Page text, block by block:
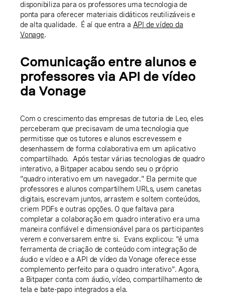
disponibiliza para os professores uma tecnologia de
ponta para oferecer materiais didáticos reutilizáveis e
de alta qualidade. É aí que entra a API de vídeo da
Vonage.
Comunicação entre alunos e
professores via API de vídeo
da Vonage
Com o crescimento das empresas de tutoria de Leo, eles
perceberam que precisavam de uma tecnologia que
permitisse que os tutores e alunos escrevessem e
desenhassem de forma colaborativa em um aplicativo
compartilhado. Após testar várias tecnologias de quadro
interativo, a Bitpaper acabou sendo seu o próprio
"quadro interativo em um navegador." Ela permite que
professores e alunos compartilhem URLs, usem canetas
digitais, escrevam juntos, arrastem e soltem conteúdos,
criem PDFs e outras opções. O que faltava para
completar a colaboração em quadro interativo era uma
maneira confiável e dimensionável para os participantes
verem e conversarem entre si. Evans explicou: "é uma
ferramenta de criação de conteúdo com integração de
áudio e vídeo e a API de vídeo da Vonage oferece esse
complemento perfeito para o quadro interativo". Agora,
a Bitpaper conta com áudio, vídeo, compartilhamento de
tela e bate-papo integrados a ela.